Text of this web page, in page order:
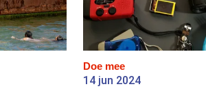
Doe mee
14 jun 2024